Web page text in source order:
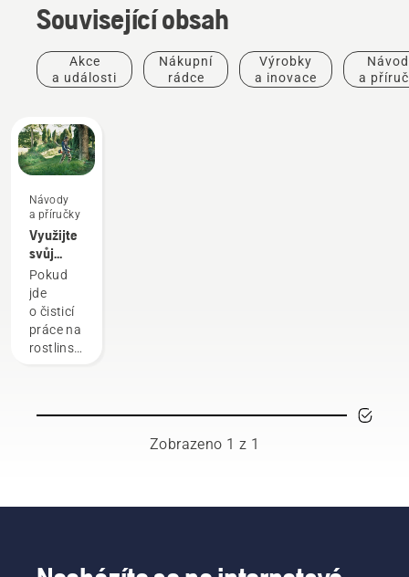
Související obsah
Akce
a události
Nákupní
rádce
Výrobky
a inovace
a
Návody
a příručky
Využijte
svůj
křovinořez
na
maximum
Pokud
jde
o čisticí
práce na
rostlinstvu,
nejvšestrannější
tipů, jak
Zobrazeno 1 z 1